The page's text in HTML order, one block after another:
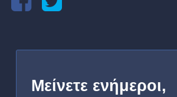
Μείνετε ενήμεροι,